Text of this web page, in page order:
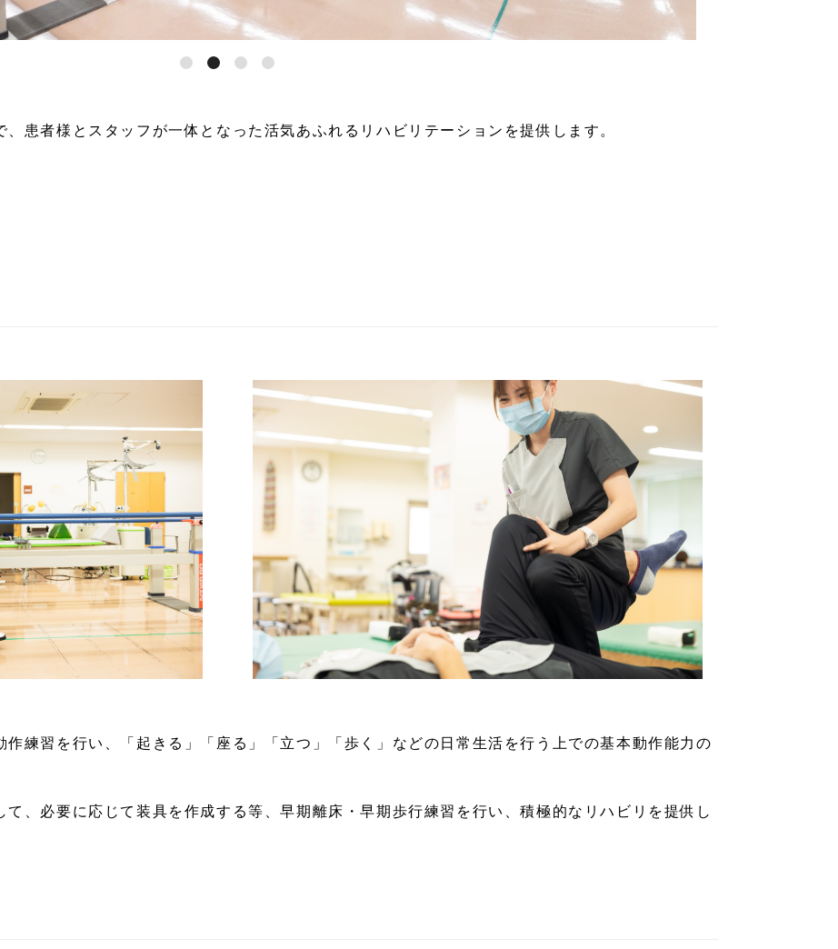
患者様とスタッフが一体となった活気あふれるリハビリテーションを提供します。
練習を行い、「起きる」「座る」「立つ」「歩く」などの日常生活を行う上での基本動作能力の
て、必要に応じて装具を作成する等、早期離床・早期歩行練習を行い、積極的なリハビリを提供し